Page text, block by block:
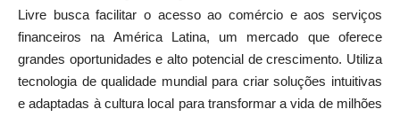
Livre busca facilitar o acesso ao comércio e aos serviços
financeiros na América Latina, um mercado que oferece
grandes oportunidades e alto potencial de crescimento. Utiliza
tecnologia de qualidade mundial para criar soluções intuitivas
e adaptadas à cultura local para transformar a vida de milhões